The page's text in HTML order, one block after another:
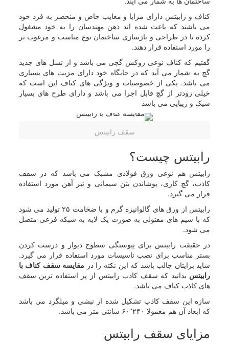
کناف و رابیتس دارای مزایا و معایب خاص و منحصر به فرد خود
می باشند که باعث شده اند ذهن مهندسان را به خود مشغول
کرده تا در طراحی و بازسازی ساختمان نوع مناسب و مرغوب تر
را مورد استفاده قرار دهند.
گفتیم که کناف نوعی روکش گچی می باشد و از نسل های جدید
گچ به شمار می آید که در جایگاه خود دارای مزیت های بسیاری
می باشد. یکی از خصوصیات و ویژگی های کناف این است که
خیلی زودتر از گچ قابل اجرا می باشد و دارای طرح های بسیار
شیک و زیبایی می باشد
سقف رابیتس
رابیتس چیست؟
رابیتس هم نوعی ورق فولادی مشبک می باشد که در سقف
کاذب، گچ کاری، پوشاندن بتن سیمانی و تیر آهن مورد استفاده
قرار می گیرد.
رابیتس از ورق های گالوانیزه گرم و با ضخامت ۲۵ تولید می شود
که با سیم های مفتولی به صورت یک لایه به شبکه فرعی متصل
می شود.
در حقیقت رابیتس برای پیوستگی سطوح دیوار و درست کردن
بستر مناسب برای نصب تاسیسات مورد استفاده قرار می گیرد.
شاید برایتان جالب باشد که این نکته را در مقایسه سقف کناف با
رابیتس بدانید که سقف کاذب رابیتس از پر استفاده ترین سقف
های کاذب کناف می باشد.
سازه این سقف کاذب تشکیل شده از نبشی و میلگرد می باشد
که ابعاد آن هم معمولا ۲۴۰*۶۰ سانتی متر می باشد.
مزایای سقف رابیتس